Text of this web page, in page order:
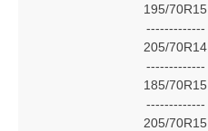
195/70R15
-------------
205/70R14
-------------
185/70R15
-------------
205/70R15